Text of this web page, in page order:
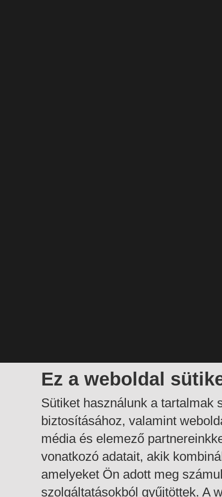
Ez a weboldal
Sütiket használunk a tartalmak
biztosításához, valamint
média és elemező
vonatkozó adatait, akik
amelyeket Ön adott meg
szolgáltatásokból gyűjtöttek. A